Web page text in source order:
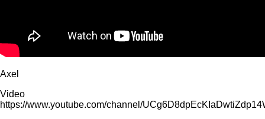
Axel
Video
https://www.youtube.com/channel/